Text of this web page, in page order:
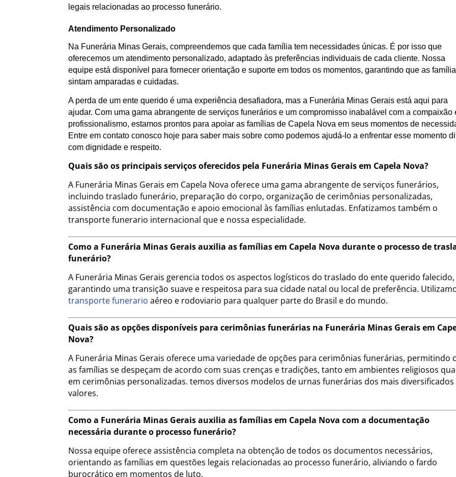
legais relacionadas ao processo funerário.
Atendimento Personalizado
Na Funerária Minas Gerais, compreendemos que cada família tem necessidades únicas. É por isso que
oferecemos um atendimento personalizado, adaptado às preferências individuais de cada cliente. Nossa
equipe está disponível para fornecer orientação e suporte em todos os momentos, garantindo que as
sintam amparadas e cuidadas.
A perda de um ente querido é uma experiência desafiadora, mas a Funerária Minas Gerais está aqui para
ajudar. Com uma gama abrangente de serviços funerários e um compromisso inabalável com a compaixão
profissionalismo, estamos prontos para apoiar as famílias de Capela Nova em seus momentos de
Entre em contato conosco hoje para saber mais sobre como podemos ajudá-lo a enfrentar esse momento
com dignidade e respeito.
Quais são os principais serviços oferecidos pela Funerária Minas Gerais em Capela Nova?
A Funerária Minas Gerais em Capela Nova oferece uma gama abrangente de serviços funerários,
incluindo traslado funerário, preparação do corpo, organização de cerimônias personalizadas,
assistência com documentação e apoio emocional às famílias enlutadas. Enfatizamos também o
transporte funerario internacional que e nossa especialidade.
Como a Funerária Minas Gerais auxilia as famílias em Capela Nova durante o processo de
funerário?
A Funerária Minas Gerais gerencia todos os aspectos logísticos do traslado do ente querido falecido,
garantindo uma transição suave e respeitosa para sua cidade natal ou local de preferência.
transporte funerario aéreo e rodoviario para qualquer parte do Brasil e do mundo.
Quais são as opções disponíveis para cerimônias funerárias na Funerária Minas Gerais em
Nova?
A Funerária Minas Gerais oferece uma variedade de opções para cerimônias funerárias, permitindo
as famílias se despeçam de acordo com suas crenças e tradições, tanto em ambientes religiosos
em cerimônias personalizadas. temos diversos modelos de urnas funerárias dos mais diversificados
valores.
Como a Funerária Minas Gerais auxilia as famílias em Capela Nova com a documentação
necessária durante o processo funerário?
Nossa equipe oferece assistência completa na obtenção de todos os documentos necessários,
orientando as famílias em questões legais relacionadas ao processo funerário, aliviando o fardo
burocrático em momentos de luto.